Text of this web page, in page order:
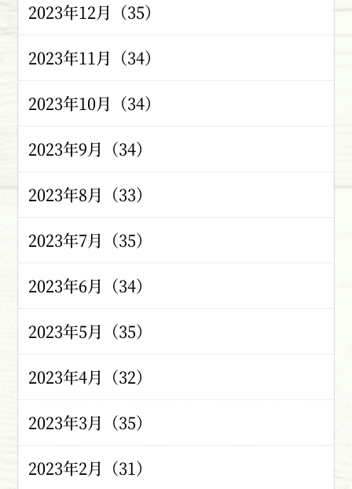
2023年12月（35）
2023年11月（34）
2023年10月（34）
2023年9月（34）
2023年8月（33）
2023年7月（35）
2023年6月（34）
2023年5月（35）
2023年4月（32）
2023年3月（35）
2023年2月（31）